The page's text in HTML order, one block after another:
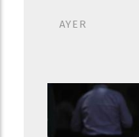
AYER